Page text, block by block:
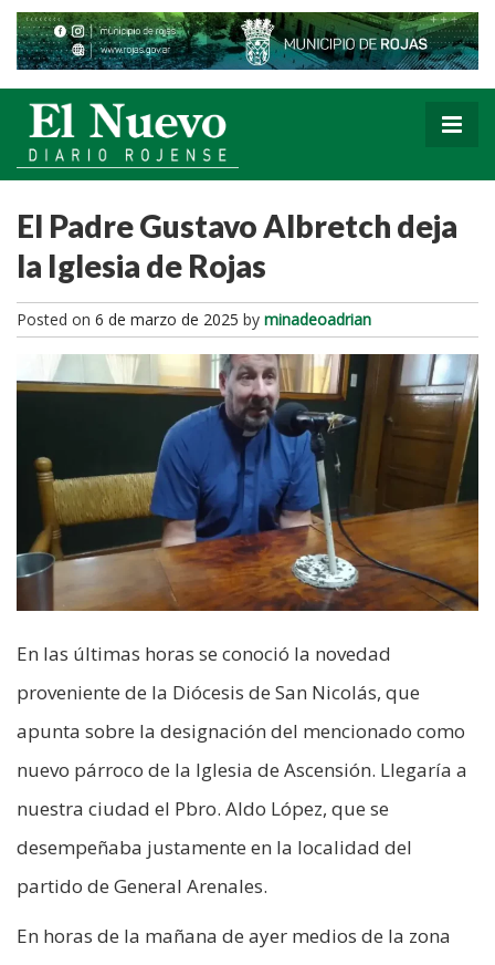
El Padre Gustavo Albretch deja
la Iglesia de Rojas
Posted on 6 de marzo de 2025 by minadeoadrian
En las últimas horas se conoció la novedad
proveniente de la Diócesis de San Nicolás, que
apunta sobre la designación del mencionado como
nuevo párroco de la Iglesia de Ascensión. Llegaría a
nuestra ciudad el Pbro. Aldo López, que se
desempeñaba justamente en la localidad del
partido de General Arenales.
En horas de la mañana de ayer medios de la zona